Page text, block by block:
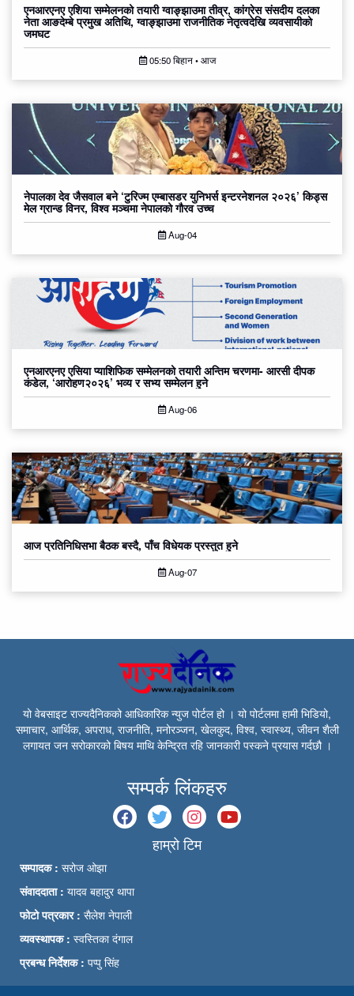
एनआरएनए एशिया सम्मेलनको तयारी ग्वाङ्झाउमा तीव्र, कांग्रेस संसदीय दलका
नेता आङदेम्बे प्रमुख अतिथि, ग्वाङ्झाउमा राजनीतिक नेतृत्वदेखि व्यवसायीको
जमघट
05:50 बिहान • आज
नेपालका देव जैसवाल बने ‘टुरिज्म एम्बासडर युनिभर्स इन्टरनेशनल २०२६’ किड्स
मेल ग्रान्ड विनर, विश्व मञ्चमा नेपालको गौरव उच्च
Aug-04
एनआरएनए एसिया प्याशिफिक सम्मेलनको तयारी अन्तिम चरणमा- आरसी दीपक
कंडेल, ‘आरोहण२०२६’ भव्य र सभ्य सम्मेलन हुने
Aug-06
आज प्रतिनिधिसभा बैठक बस्दै, पाँच विधेयक प्रस्तुत हुने
Aug-07
यो वेबसाइट राज्यदैनिकको आधिकारिक न्युज पोर्टल हो । यो पोर्टलमा हामी भिडियो,
समाचार, आर्थिक, अपराध, राजनीति, मनोरञ्जन, खेलकुद, विश्व, स्वास्थ्य, जीवन शैली
लगायत जन सरोकारको बिषय माथि केन्द्रित रहि जानकारी पस्कने प्रयास गर्दछौ ।
सम्पर्क लिंकहरु
हाम्रो टिम
सम्पादक : सरोज ओझा
संवाददाता : यादव बहादुर थापा
फोटो पत्रकार : सैलेश नेपाली
व्यवस्थापक : स्वस्तिका दंगाल
प्रबन्ध निर्देशक : पप्पु सिंह